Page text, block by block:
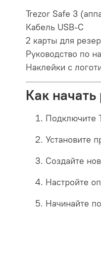
Trezor Safe 3
Кабель USB-C
2 карты для
Руководство по
Наклейки с
Как начать
Подключите
Установите
Создайте
Настройте
Начинайте